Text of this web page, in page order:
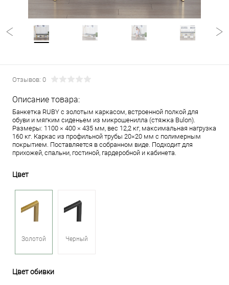
Отзывов: 0
Описание товара:
Банкетка RUBY с золотым каркасом, встроенной полкой для
обуви и мягким сиденьем из микрошенилла (стяжка Bulon).
Размеры: 1100 × 400 × 435 мм, вес 12,2 кг, максимальная нагрузка
160 кг. Каркас из профильной трубы 20×20 мм с полимерным
покрытием. Поставляется в собранном виде. Подходит для
прихожей, спальни, гостиной, гардеробной и кабинета.
Цвет
Золотой Черный
Цвет обивки